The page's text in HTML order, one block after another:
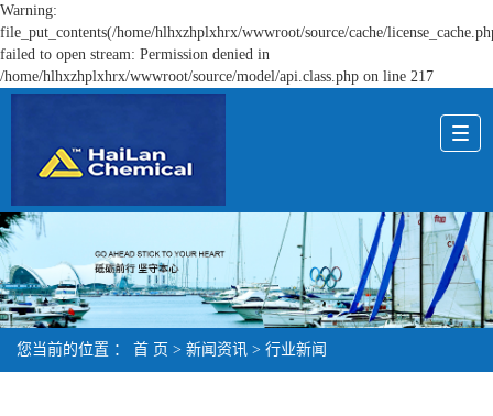
Warning:
file_put_contents(/home/hlhxzhplxhrx/wwwroot/source/cache/
failed to open stream: Permission denied in
/home/hlhxzhplxhrx/wwwroot/source/model/api.class.php on line 217
您当前的位置 ： 首 页 > 新闻资讯 > 行业新闻